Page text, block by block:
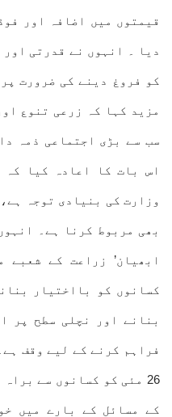
قیمتوں میں اضافہ اور
دیا ۔ انہوں نے قدرتی
کو فروغ دینے کی ضرورت
مزید کہا کہ زرعی تنوع
سب سے بڑی اجتماعی ذمہ
اس بات کا اعادہ کیا
وزارت کی بنیادی توجہ
بھی مربوط کرنا ہے۔
ابھیان’ زراعت کے
کسانوں کو بااختیار
بنانے اور نچلی سطح پر
26 مئی کو کسانوں سے
کے مسائل کے بارے میں